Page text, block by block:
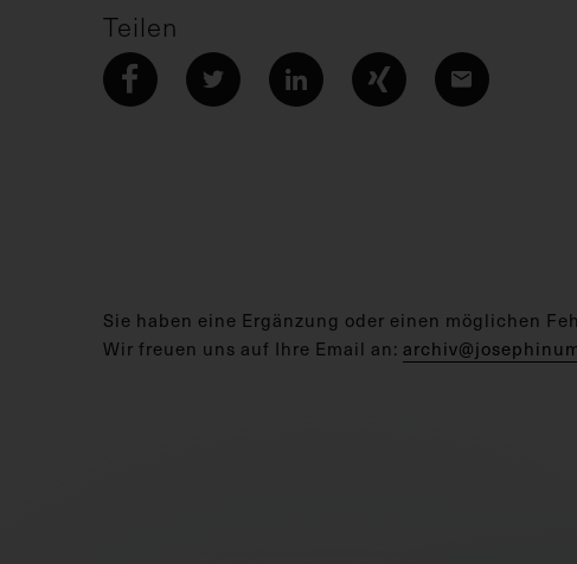
Teilen
Sie haben eine Ergänzung oder einen möglichen
Wir freuen uns auf Ihre Email an: